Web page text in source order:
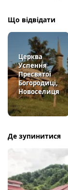
Що відвідати
Церква
Успення
Пресвятої
Богородиці,
Новоселиця
Де зупинитися